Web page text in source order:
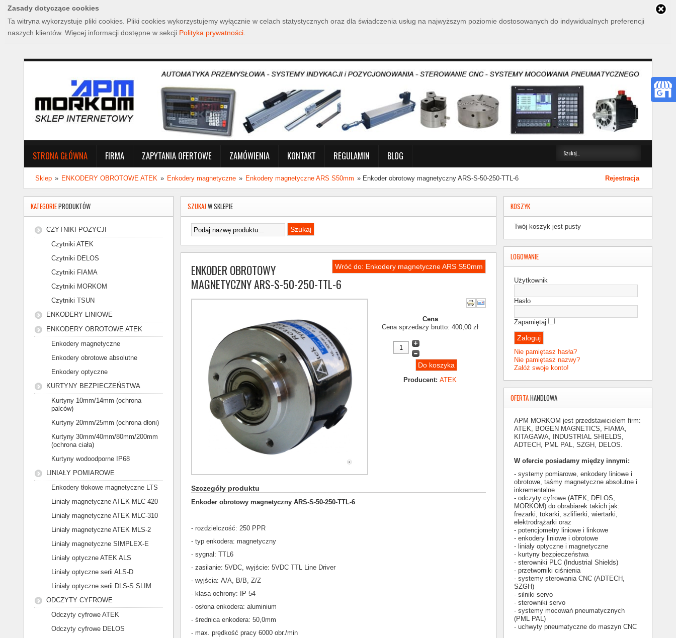
Zasady dotyczące cookies
Ta witryna wykorzystuje pliki cookies. Pliki cookies wykorzystujemy wyłącznie w celach statystycznych oraz dla świadczenia usług na najwyższym poziomie dostosowanych do indywidualnych preferencji
naszych klientów. Więcej informacji dostępne w sekcji Polityka prywatności.
STRONA GŁÓWNA FIRMA ZAPYTANIA OFERTOWE ZAMÓWIENIA KONTAKT REGULAMIN BLOG
Sklep » ENKODERY OBROTOWE ATEK » Enkodery magnetyczne » Enkodery magnetyczne ARS S50mm » Enkoder obrotowy magnetyczny ARS-S-50-250-TTL-6 Rejestracja
SZUKAJW SKLEPIE
Wróć do: Enkodery magnetyczne ARS S50mm
ENKODER OBROTOWY
MAGNETYCZNY ARS-S-50-250-TTL-6
Cena
Cena sprzedaży brutto:400,00 zł
Producent:ATEK
Szczegóły produktu
Enkoder obrotowy magnetyczny ARS-S-50-250-TTL-6
- rozdzielczość: 250 PPR
- typ enkodera: magnetyczny
- sygnał: TTL6
- zasilanie: 5VDC, wyjście: 5VDC TTL Line Driver
- wyjścia: A/A, B/B, Z/Z
- klasa ochrony: IP 54
- osłona enkodera: aluminium
- średnica enkodera: 50,0mm
- max. prędkość pracy 6000 obr./min
KATEGORIEPRODUKTÓW
CZYTNIKI POZYCJI
Czytniki ATEK
Czytniki DELOS
Czytniki FIAMA
Czytniki MORKOM
Czytniki TSUN
ENKODERY LINIOWE
ENKODERY OBROTOWE ATEK
Enkodery magnetyczne
Enkodery obrotowe absolutne
Enkodery optyczne
KURTYNY BEZPIECZEŃSTWA
Kurtyny 10mm/14mm (ochrona
palców)
Kurtyny 20mm/25mm (ochrona dłoni)
Kurtyny 30mm/40mm/80mm/200mm
(ochrona ciała)
Kurtyny wodoodporne IP68
LINIAŁY POMIAROWE
Enkodery tłokowe magnetyczne LTS
Liniały magnetyczne ATEK MLC 420
Liniały magnetyczne ATEK MLC-310
Liniały magnetyczne ATEK MLS-2
Liniały magnetyczne SIMPLEX-E
Liniały optyczne ATEK ALS
Liniały optyczne serii ALS-D
Liniały optyczne serii DLS-S SLIM
ODCZYTY CYFROWE
Odczyty cyfrowe ATEK
Odczyty cyfrowe DELOS
KOSZYK
Twój koszyk jest pusty
LOGOWANIE
Użytkownik
Hasło
Zapamiętaj
Nie pamiętasz hasła?
Nie pamiętasz nazwy?
Załóż swoje konto!
OFERTAHANDLOWA
APM MORKOM jest przedstawicielem firm:
ATEK, BOGEN MAGNETICS, FIAMA,
KITAGAWA, INDUSTRIAL SHIELDS,
ADTECH, PML PAL, SZGH, DELOS.
W ofercie posiadamy między innymi:
- systemy pomiarowe, enkodery liniowe i
obrotowe, taśmy magnetyczne absolutne i
inkrementalne
- odczyty cyfrowe (ATEK, DELOS,
MORKOM) do obrabiarek takich jak:
frezarki, tokarki, szlifierki, wiertarki,
elektrodrążarki oraz
- potencjometry liniowe i linkowe
- enkodery liniowe i obrotowe
- liniały optyczne i magnetyczne
- kurtyny bezpieczeństwa
- sterowniki PLC (Industrial Shields)
- przetworniki ciśnienia
- systemy sterowania CNC (ADTECH,
SZGH)
- silniki servo
- sterowniki servo
- systemy mocowań pneumatycznych
(PML PAL)
- uchwyty pneumatyczne do maszyn CNC